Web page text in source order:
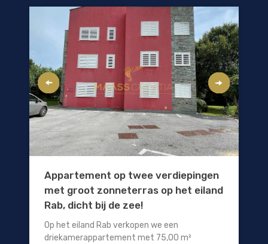
Appartement op twee verdiepingen
met groot zonneterras op het eiland
Rab, dicht bij de zee!
Op het eiland Rab verkopen we een
driekamerappartement met 75,00 m²